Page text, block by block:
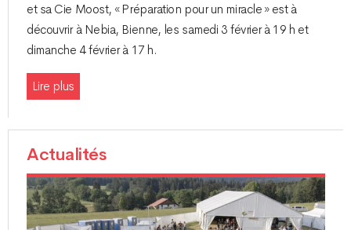
et sa Cie Moost, « Préparation pour un miracle » est à
découvrir à Nebia, Bienne, les samedi 3 février à 19 h et
dimanche 4 février à 17 h.
Lire plus
Actualités